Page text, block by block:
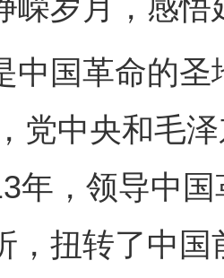
嵘岁月，感
国革命的圣
党中央和毛
年，领导中
，扭转了中国